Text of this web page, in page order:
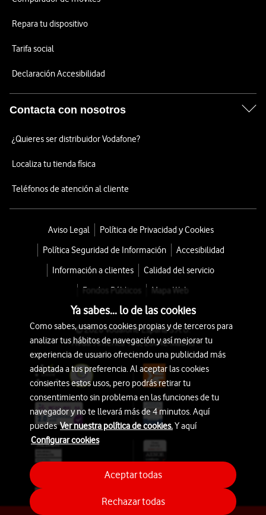
Repara tu dispositivo
Tarifa social
Declaración Accesibilidad
Contacta con nosotros
¿Quieres ser distribuidor Vodafone?
Localiza tu tienda física
Teléfonos de atención al cliente
Aviso Legal
Política de Privacidad y Cookies
Política Seguridad de Información
Accesibilidad
Información a clientes
Calidad del servicio
Fondos Públicos
Mapa Web
© 2026 Vodafone España S.A.U.
Avda. América 115, 28042 Madrid
Ya sabes... lo de las cookies
Como sabes, usamos cookies propias y de terceros para
analizar tus hábitos de navegación y así mejorar tu
experiencia de usuario ofreciendo una publicidad más
adaptada a tus preferencia. Al aceptar las cookies
consientes estos usos, pero podrás retirar tu
consentimiento sin problema en las funciones de tu
navegador y no te llevará más de 4 minutos. Aquí
puedesVer nuestra política de cookies.Y aquí
Configurar cookies
Rechazar todas
Aceptar todas